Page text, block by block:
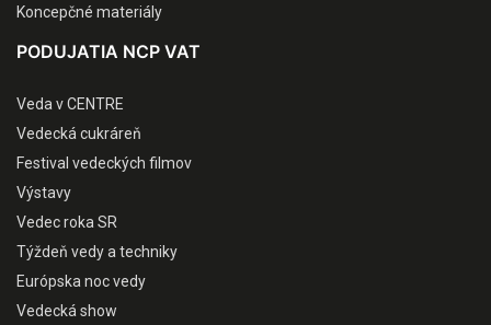
Koncepčné materiály
PODUJATIA NCP VAT
Veda v CENTRE
Vedecká cukráreň
Festival vedeckých filmov
Výstavy
Vedec roka SR
Týždeň vedy a techniky
Európska noc vedy
Vedecká show